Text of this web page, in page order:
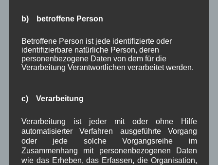
Blutspenden 07.03.2017
Noch keine Kommentare
Schreibe einen Kommentar
Erforderliche Felder sind mit
b) betroffene Person
Betroffene Person ist jede identifizierte oder
identifizierbare natürliche Person, deren
personenbezogene Daten von dem für die
Verarbeitung Verantwortlichen verarbeitet werden.
c) Verarbeitung
Verarbeitung ist jeder mit oder ohne Hilfe
automatisierter Verfahren ausgeführte Vorgang
oder jede solche Vorgangsreihe im
Zusammenhang mit personenbezogenen Daten
wie das Erheben, das Erfassen, die Organisation,